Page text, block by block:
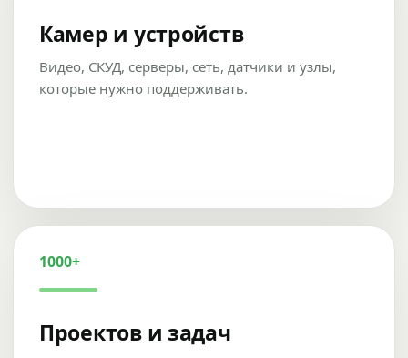
Камер и устройств
Видео, СКУД, серверы, сеть, датчики и узлы,
которые нужно поддерживать.
1000+
Проектов и задач